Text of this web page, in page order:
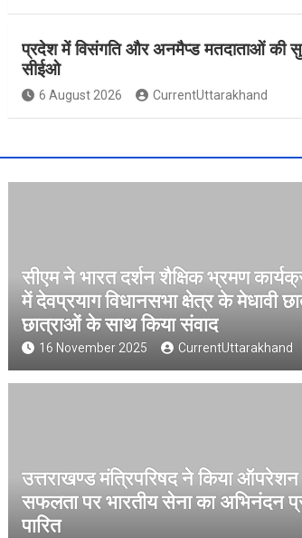
प्रदेश में विसंगति और अनमैप्ड मतदाताओं की
सीईओ
6 August 2026 CurrentUttarakhand
सीएम ने भारत दर्शन शैक्षिक भ्रमण
में देवप्रयाग विधानसभा क्षेत्र के मेधावी
छात्राओं के साथ किया संवाद
16 November 2025 CurrentUttarakhand
उत्तराखण्ड मंत्रिपरिषद ने किया
सफलता पर भारतीय सेना का अभिनंदन
पारित